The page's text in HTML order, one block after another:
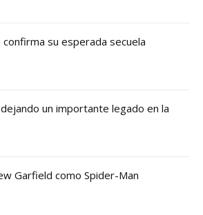
confirma su esperada secuela
un importante legado en la
Garfield como Spider-Man